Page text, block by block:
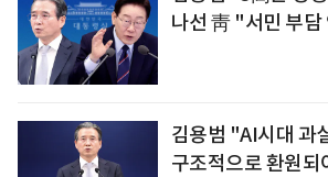
나선 靑 "서민 부담
김용범 "AI시대 과
구조적으로 환원